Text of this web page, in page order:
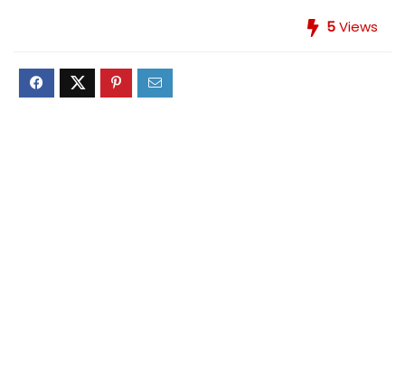
5Views